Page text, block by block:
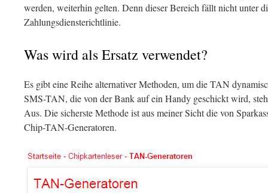
werden, weiterhin gelten. Denn dieser Bereich fällt nicht unter
Zahlungsdiensterichtlinie.
Was wird als Ersatz verwendet?
Es gibt eine Reihe alternativer Methoden, um die TAN
SMS-TAN, die von der Bank auf ein Handy geschickt wird,
Aus. Die sicherste Methode ist aus meiner Sicht die von
Chip-TAN-Generatoren.